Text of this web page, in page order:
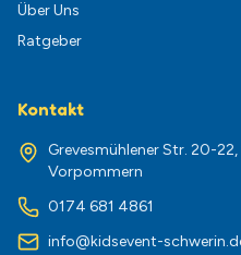
Über Uns
Ratgeber
Kontakt
Grevesmühlener Str. 20-
Vorpommern
0174 681 4861
info@kidsevent-